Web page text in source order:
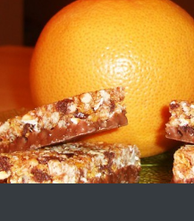
Давам гараж под
№4120 Магазин/